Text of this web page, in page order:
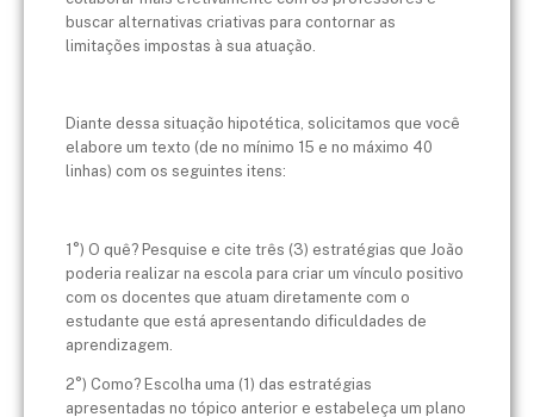
buscar alternativas criativas para contornar as
limitações impostas à sua atuação.
Diante dessa situação hipotética, solicitamos que você
elabore um texto (de no mínimo 15 e no máximo 40
linhas) com os seguintes itens:
1°) O quê? Pesquise e cite três (3) estratégias que João
poderia realizar na escola para criar um vínculo positivo
com os docentes que atuam diretamente com o
estudante que está apresentando dificuldades de
aprendizagem.
2°) Como? Escolha uma (1) das estratégias
apresentadas no tópico anterior e estabeleça um plano